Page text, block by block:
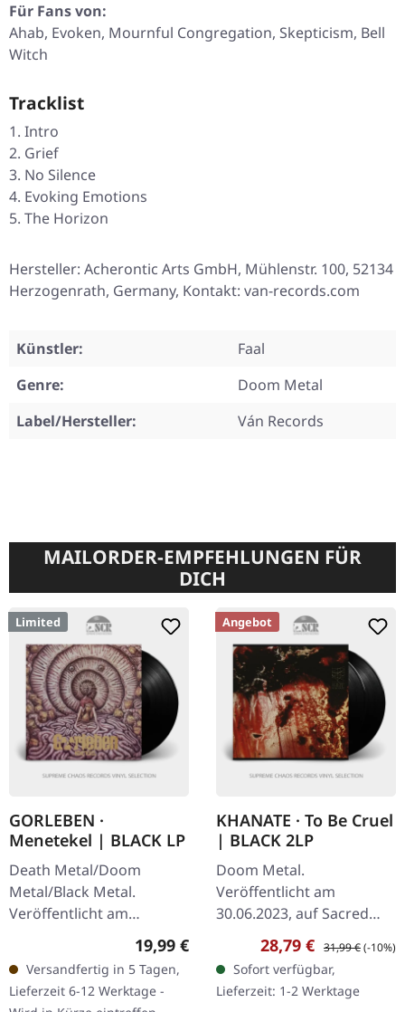
Für Fans von:
Ahab, Evoken, Mournful Congregation, Skepticism, Bell
Witch
Tracklist
Intro
Grief
No Silence
Evoking Emotions
The Horizon
Hersteller: Acherontic Arts GmbH, Mühlenstr. 100, 52134
Herzogenrath, Germany, Kontakt: van-records.com
Künstler:
Faal
Genre:
Doom Metal
Label/Hersteller:
Ván Records
MAILORDER-EMPFEHLUNGEN FÜR
DICH
Limited
GORLEBEN ·
Menetekel | BLACK LP
Death Metal/Doom
Metal/Black Metal.
Veröffentlicht am
15.10.2025, auf Darkness
Shall Rise Productions.
Schwarzes Vinyl mit 4-
seitigem 12" Insert.…
Regulärer Preis:
19,99 €
Versandfertig in 5 Tagen,
Lieferzeit 6-12 Werktage -
Angebot
KHANATE · To Be Cruel
| BLACK 2LP
Doom Metal.
Veröffentlicht am
30.06.2023, auf Sacred
Bones. Schwarzes
Doppel-Vinyl mit Booklet.
Nach einer zehn Jahre
dauernden Pause kehren
Verkaufspreis:
28,79 € Regulärer Preis:
31,99 €(-10%)
Sofort verfügbar,
Lieferzeit: 1-2 Werktage